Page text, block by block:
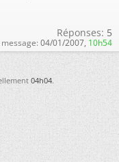
Réponses: 5
04/01/2007, 10h54
04h04.